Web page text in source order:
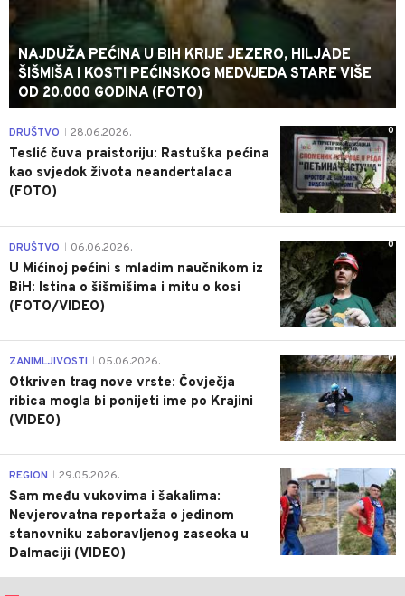
NAJDUŽA PEĆINA U BIH KRIJE JEZERO, HILJADE
ŠIŠMIŠA I KOSTI PEĆINSKOG MEDVJEDA STARE VIŠE
OD 20.000 GODINA (FOTO)
0
DRUŠTVO 28.06.2026.
Teslić čuva praistoriju: Rastuška pećina
kao svjedok života neandertalaca
(FOTO)
0
DRUŠTVO 06.06.2026.
U Mićinoj pećini s mladim naučnikom iz
BiH: Istina o šišmišima i mitu o kosi
(FOTO/VIDEO)
0
ZANIMLJIVOSTI 05.06.2026.
Otkriven trag nove vrste: Čovječja
ribica mogla bi ponijeti ime po Krajini
(VIDEO)
0
REGION 29.05.2026.
Sam među vukovima i šakalima:
Nevjerovatna reportaža o jedinom
stanovniku zaboravljenog zaseoka u
Dalmaciji (VIDEO)